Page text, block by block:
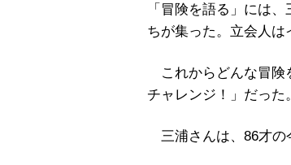
「冒険を語る」には
ちが集った。立会人は
これからどんな冒険
チャレンジ！」だった。
三浦さんは、86才の